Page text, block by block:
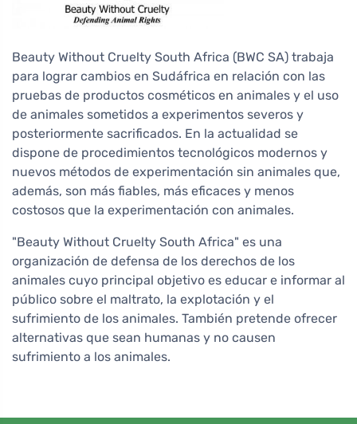
Beauty Without Cruelty South Africa (BWC SA) trabaja
para lograr cambios en Sudáfrica en relación con las
pruebas de productos cosméticos en animales y el uso
de animales sometidos a experimentos severos y
posteriormente sacrificados. En la actualidad se
dispone de procedimientos tecnológicos modernos y
nuevos métodos de experimentación sin animales que,
además, son más fiables, más eficaces y menos
costosos que la experimentación con animales.
"Beauty Without Cruelty South Africa" es una
organización de defensa de los derechos de los
animales cuyo principal objetivo es educar e informar al
público sobre el maltrato, la explotación y el
sufrimiento de los animales. También pretende ofrecer
alternativas que sean humanas y no causen
sufrimiento a los animales.